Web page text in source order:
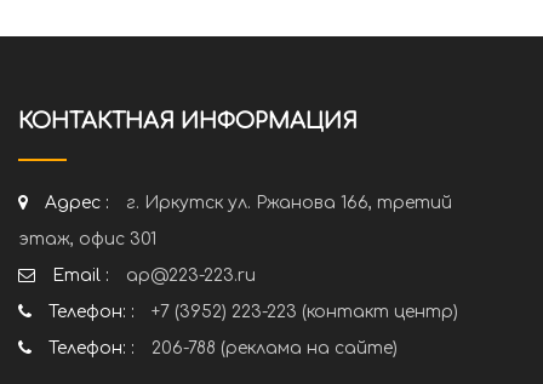
КОНТАКТНАЯ ИНФОРМАЦИЯ
Адрес :
г. Иркутск ул. Ржанова 166, третий
этаж, офис 301
Email :
ap@223-223.ru
Телефон: :
+7 (3952) 223-223 (контакт центр)
Телефон: :
206-788 (реклама на сайте)